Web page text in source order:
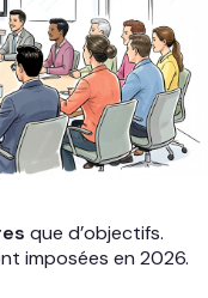
que d’objectifs.
imposées en 2026.